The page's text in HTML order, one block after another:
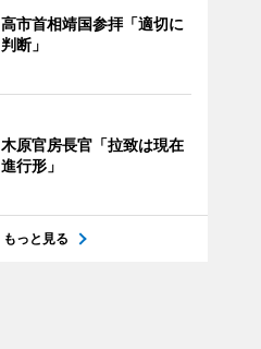
高市首相靖国参拝「適切に
判断」
木原官房長官「拉致は現在
進行形」
もっと見る